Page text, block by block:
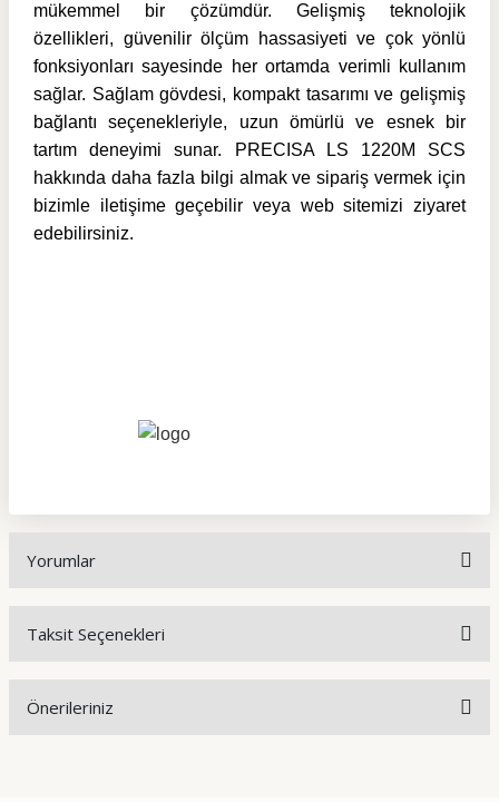
mükemmel bir çözümdür. Gelişmiş teknolojik
özellikleri, güvenilir ölçüm hassasiyeti ve çok yönlü
fonksiyonları sayesinde her ortamda verimli kullanım
sağlar. Sağlam gövdesi, kompakt tasarımı ve gelişmiş
bağlantı seçenekleriyle, uzun ömürlü ve esnek bir
tartım deneyimi sunar. PRECISA LS 1220M SCS
hakkında daha fazla bilgi almak ve sipariş vermek için
bizimle iletişime geçebilir veya web sitemizi ziyaret
edebilirsiniz.
Yorumlar
Taksit Seçenekleri
Önerileriniz